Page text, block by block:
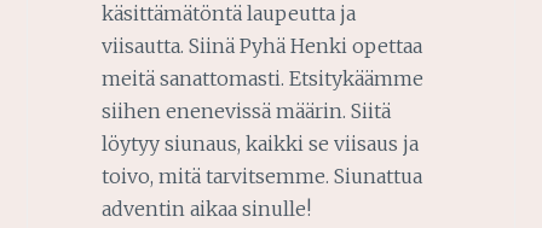
käsittämätöntä laupeutta ja
viisautta. Siinä Pyhä Henki opettaa
meitä sanattomasti. Etsitykäämme
siihen enenevissä määrin. Siitä
löytyy siunaus, kaikki se viisaus ja
toivo, mitä tarvitsemme. Siunattua
adventin aikaa sinulle!